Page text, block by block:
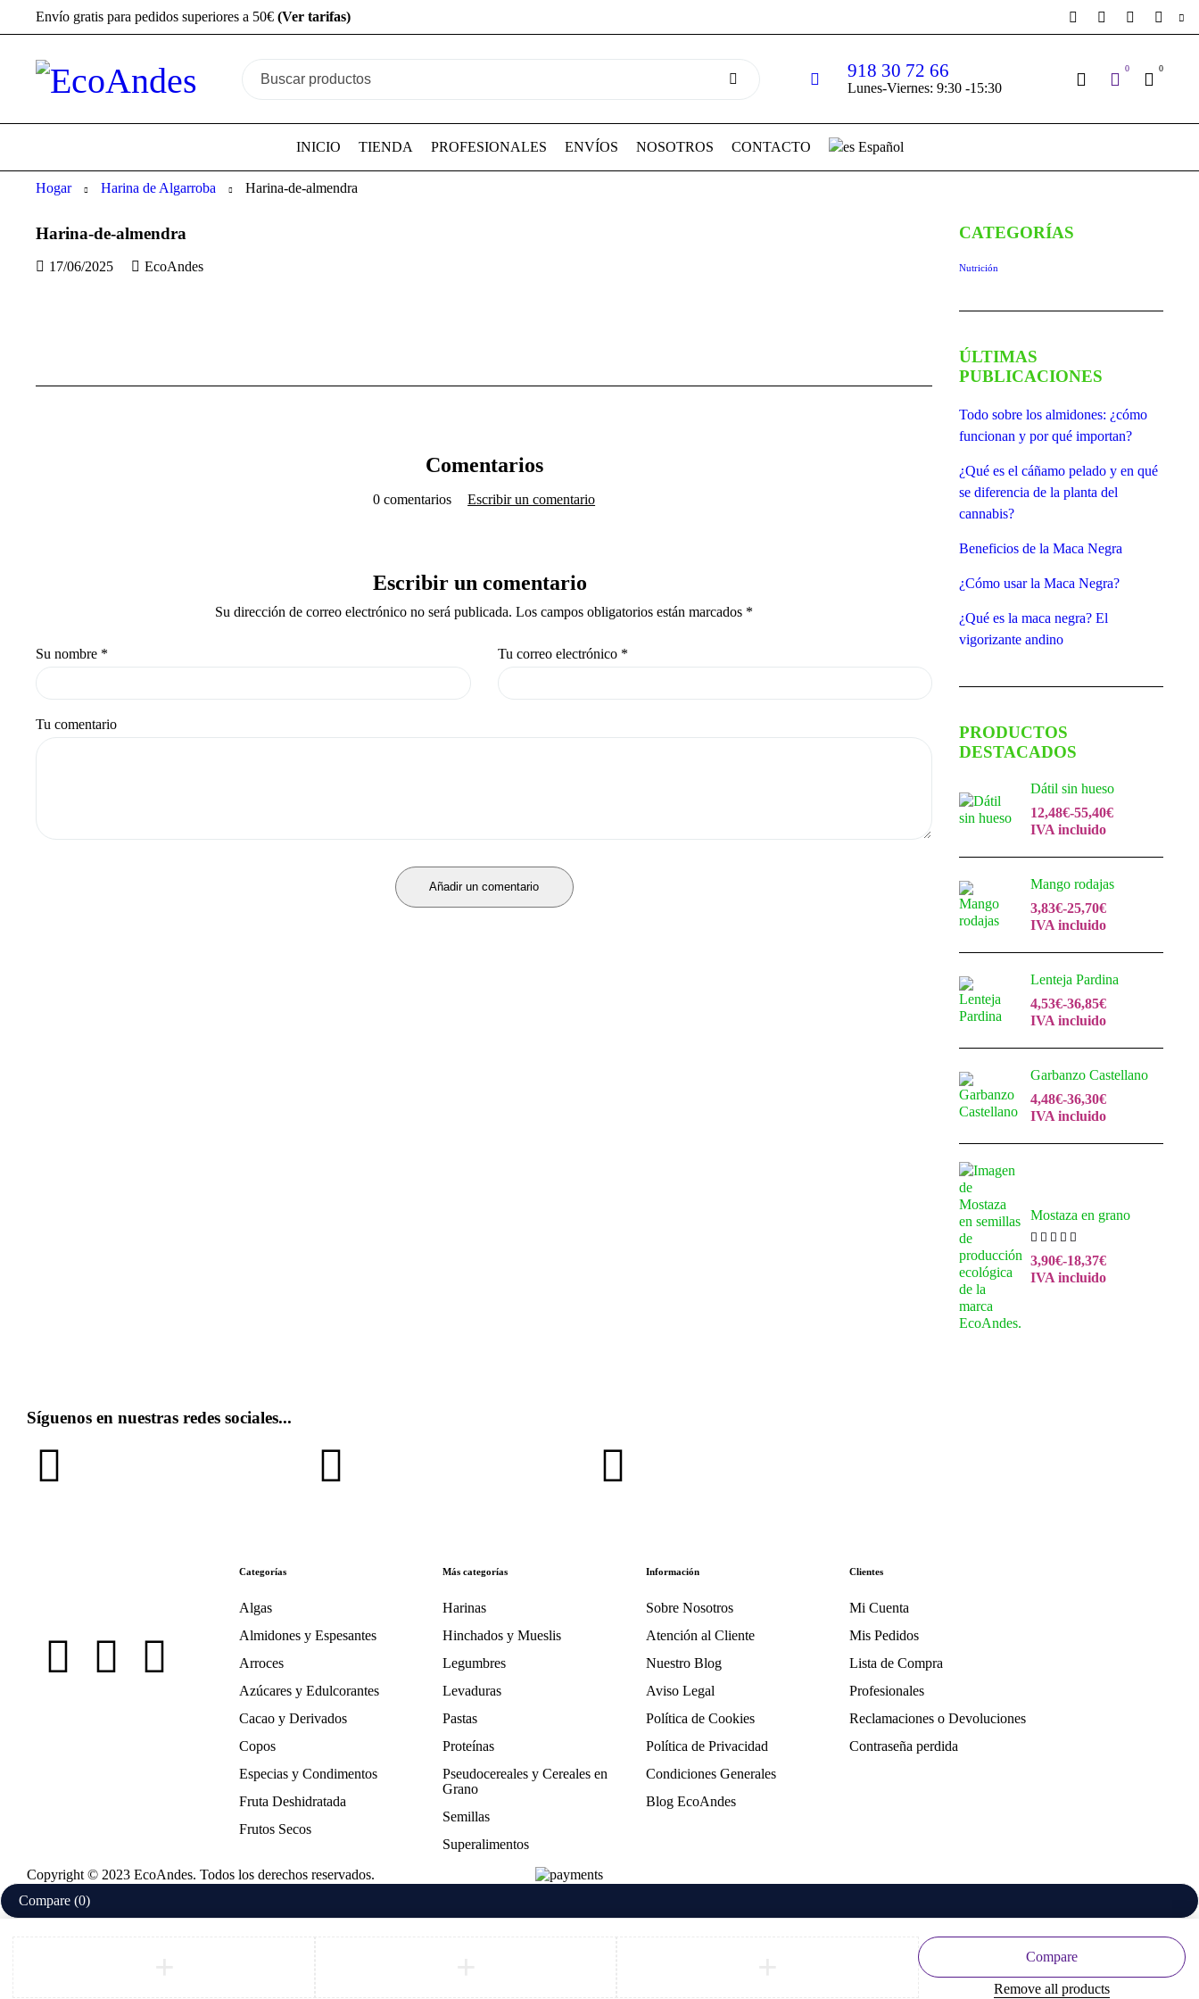
Envío gratis para pedidos superiores a 50€ (Ver tarifas)
918 30 72 66
Lunes-Viernes: 9:30 -15:30
0 0
INICIO TIENDA PROFESIONALES ENVÍOS NOSOTROS CONTACTO Español
Hogar Harina de Algarroba Harina-de-almendra
Harina-de-almendra
17/06/2025 EcoAndes
Comentarios
0 comentarios Escribir un comentario
Escribir un comentario
Su dirección de correo electrónico no será publicada. Los campos obligatorios están marcados *
Su nombre * Tu correo electrónico *
Tu comentario
Añadir un comentario
CATEGORÍAS
Nutrición
ÚLTIMAS
PUBLICACIONES
Todo sobre los almidones: ¿cómo
funcionan y por qué importan?
¿Qué es el cáñamo pelado y en qué
se diferencia de la planta del
cannabis?
Beneficios de la Maca Negra
¿Cómo usar la Maca Negra?
¿Qué es la maca negra? El
vigorizante andino
PRODUCTOS
DESTACADOS
Dátil sin hueso
12,48€-55,40€
IVA incluido
Mango rodajas
3,83€-25,70€
IVA incluido
Lenteja Pardina
4,53€-36,85€
IVA incluido
Garbanzo Castellano
4,48€-36,30€
IVA incluido
Mostaza en grano
3,90€-18,37€
IVA incluido
Síguenos en nuestras redes sociales...
Categorías
Algas
Almidones y Espesantes
Arroces
Azúcares y Edulcorantes
Cacao y Derivados
Copos
Especias y Condimentos
Fruta Deshidratada
Frutos Secos
Más categorías
Harinas
Hinchados y Mueslis
Legumbres
Levaduras
Pastas
Proteínas
Pseudocereales y Cereales en
Grano
Semillas
Superalimentos
Información
Sobre Nosotros
Atención al Cliente
Nuestro Blog
Aviso Legal
Política de Cookies
Política de Privacidad
Condiciones Generales
Blog EcoAndes
Clientes
Mi Cuenta
Mis Pedidos
Lista de Compra
Profesionales
Reclamaciones o Devoluciones
Contraseña perdida
Copyright © 2023 EcoAndes. Todos los derechos reservados.
Compare (0)
Compare
Remove all products